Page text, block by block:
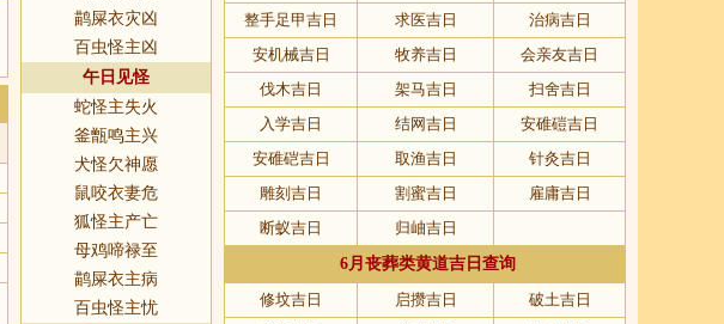
鹋屎衣灾凶
百虫怪主凶
午日见怪
蛇怪主失火
釜甑鸣主兴
犬怪欠神愿
鼠咬衣妻危
狐怪主产亡
母鸡啼禄至
鹋屎衣主病
百虫怪主忧
整手足甲吉日
求医吉日
治病吉日
安机械吉日
牧养吉日
会亲友吉日
伐木吉日
架马吉日
扫舍吉日
入学吉日
结网吉日
安碓磑吉日
安碓硙吉日
取渔吉日
针灸吉日
雕刻吉日
割蜜吉日
雇庸吉日
断蚁吉日
归岫吉日
6月丧葬类黄道吉日查询
修坟吉日
启攒吉日
破土吉日